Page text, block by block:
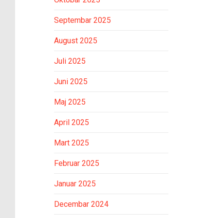
Septembar 2025
August 2025
Juli 2025
Juni 2025
Maj 2025
April 2025
Mart 2025
Februar 2025
Januar 2025
Decembar 2024